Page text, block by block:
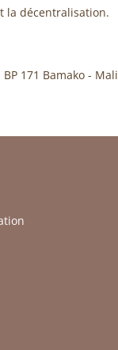
la décentralisation.
171 Bamako - Mali